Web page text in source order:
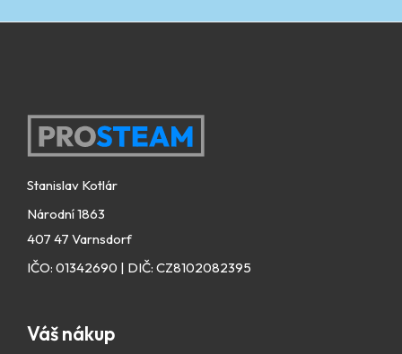
Zápatí
Stanislav Kotlár
Národní 1863
407 47 Varnsdorf
IČO: 01342690 | DIČ: CZ8102082395
Váš nákup